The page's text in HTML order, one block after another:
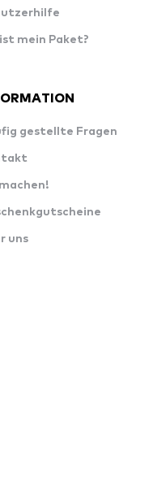
mein Paket?
gestellte Fragen
uns